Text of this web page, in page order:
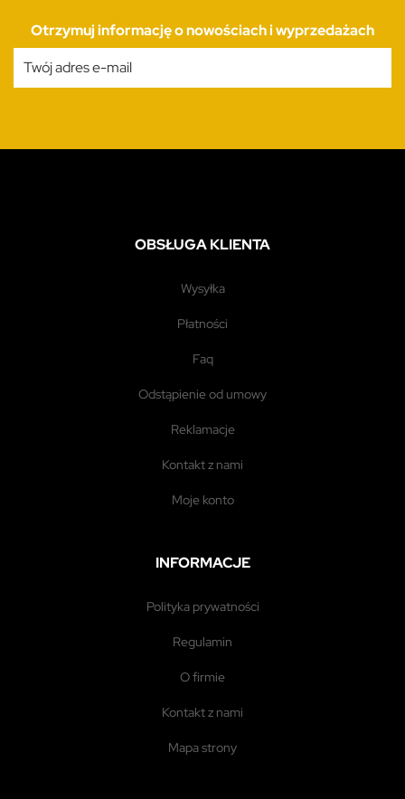
Otrzymuj informację o nowościach i wyprzedażach
OBSŁUGA KLIENTA
wysyłka
płatności
faq
odstąpienie od umowy
reklamacje
kontakt z nami
moje konto
INFORMACJE
polityka prywatności
regulamin
o firmie
kontakt z nami
mapa strony